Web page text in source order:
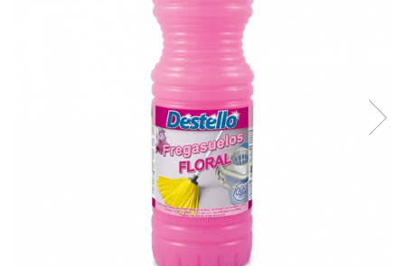
Curatenie Traditionala
Detergenti de vase si solutii
Detergenti Rufe & Intretinere
Parfum de rufe si esente
concentrate parfumare rufe
Neutralizare miros si odorizare
textile,masini de spalat ,uscatoare